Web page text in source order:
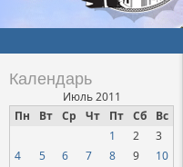
Календарь
Июль 2011
Пн
Вт Ср Чт Пт Сб Вс
1 2
3
4
5 6 7 8 9
10